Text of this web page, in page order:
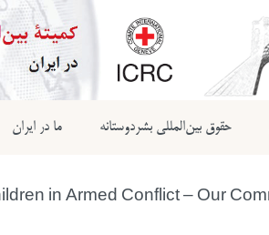
حقوق بین‌المللی بشردوستانه ما در ایران